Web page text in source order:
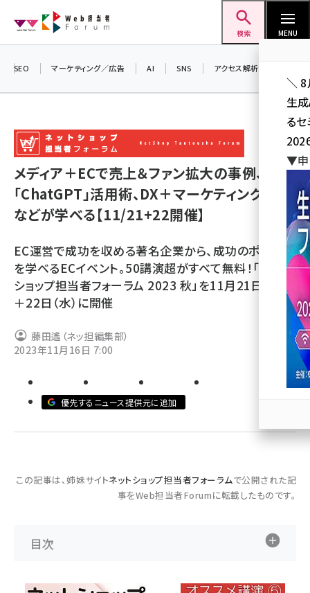
ン
検索 MENU
seo (3526)
ai (2807)
youtube (2434)
セミナー (2307)
z世代 (1622)
meo (1275)
llmo (1163)
SEO マーケティング／広告 AI SNS アクセス解析／データ分析
メディア＋ECで売上＆ファン拡大の事例、
「ChatGPT」活用術、DX＋マーケティング戦略
などが学べる【11/21+22開催】
EC運営で成功を収める著名企業から、成功のポイント
を学べるECイベント。50講演超がすべて無料！「ネット
ショップ担当者フォーラム 2023 秋」を11月21日（火）
＋22日（水）に開催
藤田遙（ネッ担編集部）
2023年11月16日 7:00
優先するニュース提供元に追加
この記事は、姉妹サイトネットショップ担当者フォーラムで公開された記
事をWeb担当者Forumに転載したものです。
目次
＼ 8
生
る
▼申